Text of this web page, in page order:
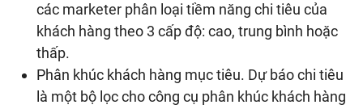
các marketer phân loại tiềm năng chi tiêu của
khách hàng theo 3 cấp độ: cao, trung bình hoặc
thấp.
Phân khúc khách hàng mục tiêu. Dự báo chi tiêu
là một bộ lọc cho công cụ phân khúc khách hàng